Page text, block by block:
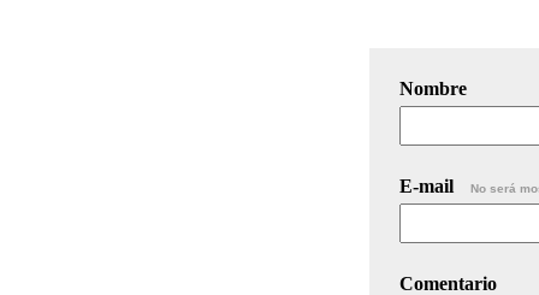
Nombre
E-mail No será
Comentario